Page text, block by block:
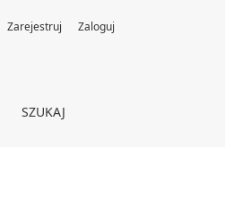
SZUKAJ
Zarejestruj Zaloguj